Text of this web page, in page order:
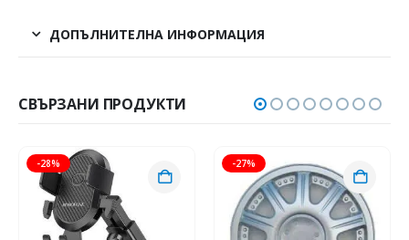
ДОПЪЛНИТЕЛНА ИНФОРМАЦИЯ
СВЪРЗАНИ ПРОДУКТИ
-28% -27%